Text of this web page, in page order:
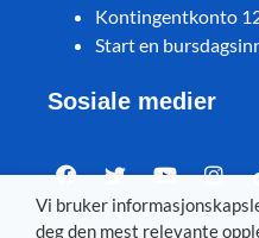
Kontingentkonto
Start en
Sosiale medier
Vi bruker
deg den mest relevante